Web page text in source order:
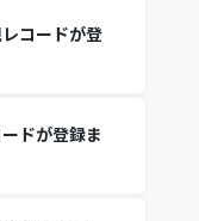
コードが登
ドが登録ま